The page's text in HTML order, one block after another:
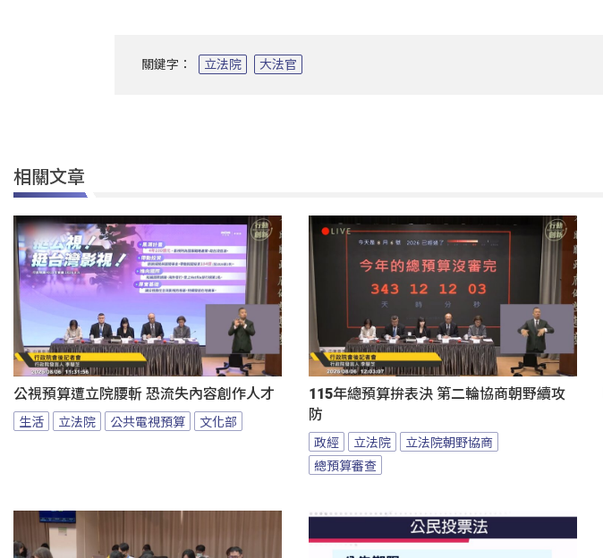
關鍵字： 立法院 大法官
相關文章
公視預算遭立院腰斬 恐流失內容創作人才
生活 立法院 公共電視預算 文化部
115年總預算拚表決 第二輪協商朝野續攻
防
政經 立法院
立法院朝野協商
總預算審查